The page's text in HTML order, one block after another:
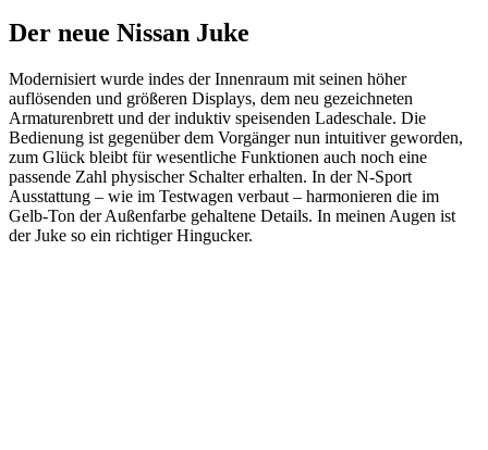
Der neue Nissan Juke
Modernisiert wurde indes der Innenraum mit seinen höher
auflösenden und größeren Displays, dem neu gezeichneten
Armaturenbrett und der induktiv speisenden Ladeschale. Die
Bedienung ist gegenüber dem Vorgänger nun intuitiver geworden,
zum Glück bleibt für wesentliche Funktionen auch noch eine
passende Zahl physischer Schalter erhalten. In der N-Sport
Ausstattung – wie im Testwagen verbaut – harmonieren die im
Gelb-Ton der Außenfarbe gehaltene Details. In meinen Augen ist
der Juke so ein richtiger Hingucker.